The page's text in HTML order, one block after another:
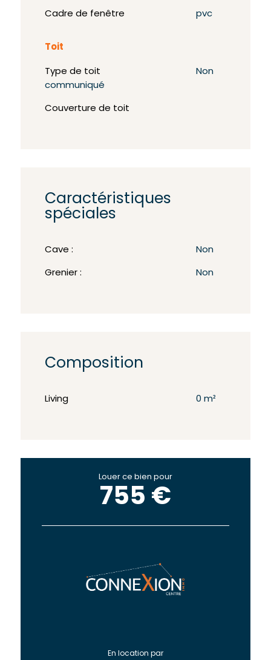
Cadre de fenêtre pvc
Toit
Type de toit
Non
communiqué
Couverture de toit
Caractéristiques
spéciales
Cave : Non
Grenier : Non
Composition
Living 0 m²
Louer ce bien pour
755 €
En location par